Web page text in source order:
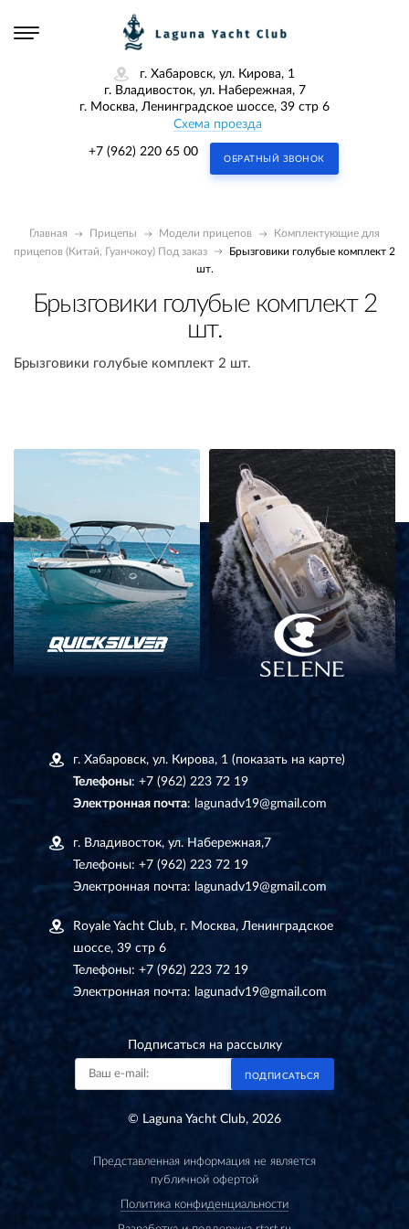
г. Хабаровск, ул. Кирова, 1
г. Владивосток, ул. Набережная, 7
г. Москва, Ленинградское шоссе, 39 стр 6
Схема проезда
+7 (962) 220 65 00
ОБРАТНЫЙ ЗВОНОК
Главная Прицепы Модели прицепов
Комплектующие для
прицепов (Китай, Гуанчжоу) Под заказ
Брызговики голубые комплект 2
шт.
Брызговики голубые комплект 2
шт.
Брызговики голубые комплект 2 шт.
г. Хабаровск, ул. Кирова, 1 (показать на карте)
Телефоны: +7 (962) 223 72 19
Электронная почта: lagunadv19@gmail.com
г. Владивосток, ул. Набережная,7
Телефоны: +7 (962) 223 72 19
Электронная почта: lagunadv19@gmail.com
Royale Yacht Club, г. Москва, Ленинградское
шоссе, 39 стр 6
Телефоны: +7 (962) 223 72 19
Электронная почта: lagunadv19@gmail.com
Подписаться на рассылку
ПОДПИСАТЬСЯ
© Laguna Yacht Club, 2026
Представленная информация не является
публичной офертой
Политика конфиденциальности